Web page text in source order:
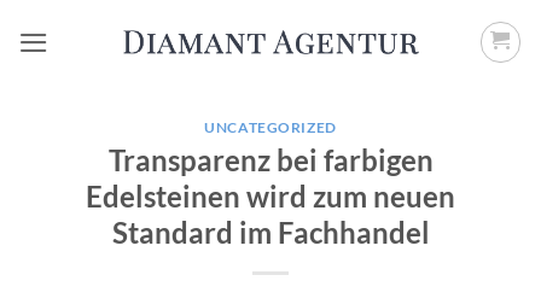
Inhalt
UNCATEGORIZED
Transparenz bei farbigen
Edelsteinen wird zum neuen
Standard im Fachhandel